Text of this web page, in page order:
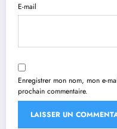
E-mail
Enregistrer mon nom, mon e-
prochain commentaire.